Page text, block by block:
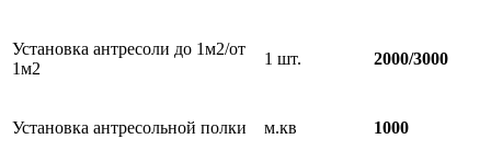
Установка антресоли до 1м2/от
1м2
1 шт. 2000/3000
Установка антресольной полки м.кв 1000